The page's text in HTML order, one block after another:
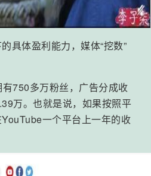
具体盈利能力，媒体“挖数”
750多万粉丝，广告分成收
万。也就是说，如果按照平
一个平台上一年的收